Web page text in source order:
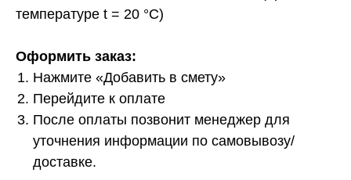
температуре t = 20 °С)
Оформить заказ:
Нажмите «Добавить в смету»
Перейдите к оплате
После оплаты позвонит менеджер для
уточнения информации по самовывозу/
доставке.